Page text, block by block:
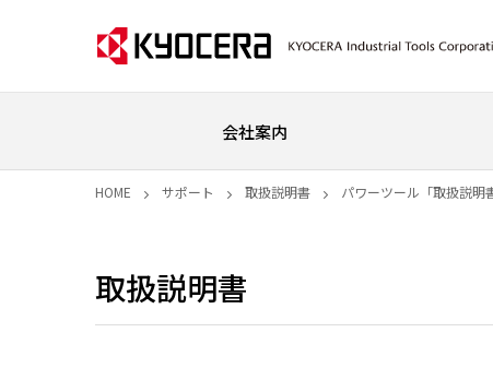
会社案内
HOME サポート 取扱説明書 パワーツール「取扱説明
取扱説明書